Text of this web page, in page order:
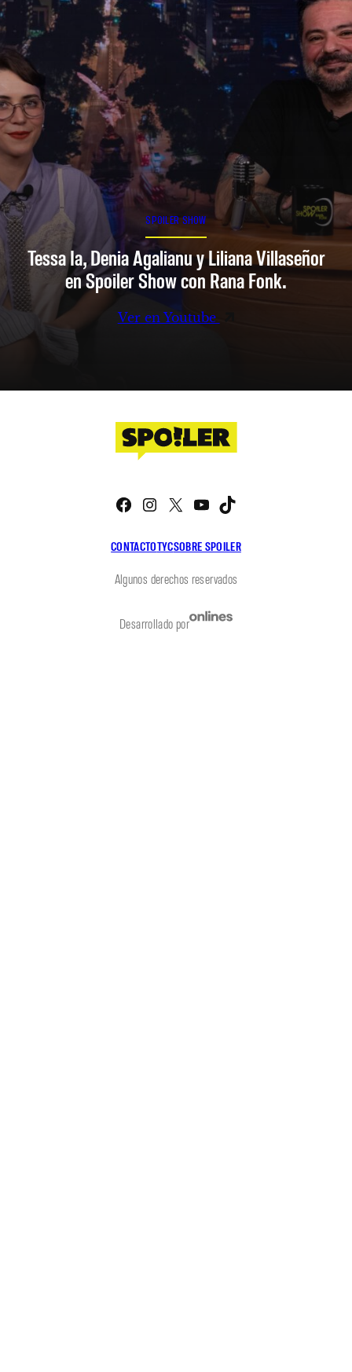
SPOILER SHOW
Tessa Ia, Denia Agalianu y Liliana Villaseñor
en Spoiler Show con Rana Fonk.
Ver en Youtube
CONTACTOTYCSOBRE SPOILER
Facebook
Instagram
X YouTube
Algunos derechos reservados
Desarrollado por